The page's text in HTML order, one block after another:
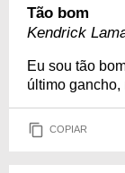
Tão bom
Kendrick
Eu sou tão
último gancho,
COPIAR